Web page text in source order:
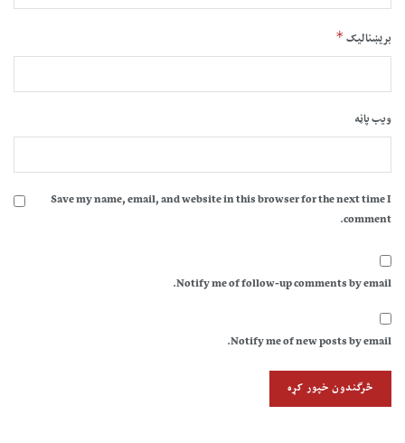
بریښنالیک*
ویب پاڼه
Save my name, email, and website in this browser for the next time I
comment.
Notify me of follow-up comments by email.
Notify me of new posts by email.